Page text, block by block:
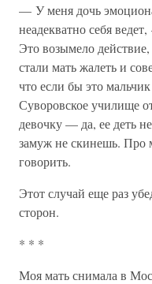
— У меня дочь
неадекватно себя
Это возымело
стали мать жалеть и
что если бы это
Суворовское училище
девочку — да, ее деть
замуж не скинешь. Про
говорить.
Этот случай еще раз
сторон.
* * *
Моя мать снимала в